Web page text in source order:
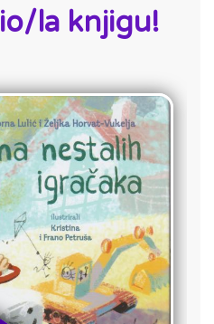
la knjigu!